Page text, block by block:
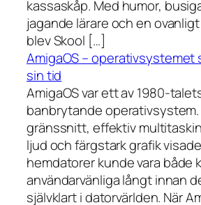
kassaskåp. Med humor,
jagande lärare och en
blev Skool […]
AmigaOS – operativsystemet
sin tid
AmigaOS var ett av 1980-
banbrytande
gränssnitt, effektiv
ljud och färgstark grafik
hemdatorer kunde vara både
användarvänliga långt innan
självklart i datorvärlden. När